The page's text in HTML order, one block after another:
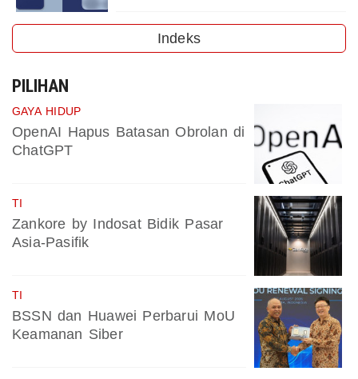
Indeks
PILIHAN
GAYA HIDUP
OpenAI Hapus Batasan Obrolan di
ChatGPT
TI
Zankore by Indosat Bidik Pasar
Asia-Pasifik
TI
BSSN dan Huawei Perbarui MoU
Keamanan Siber